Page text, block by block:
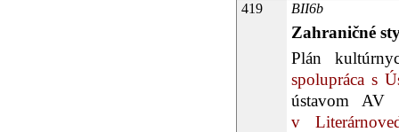
419 BII6b
Zahraničné
Plán
spolupráca s
ústavom AV
v